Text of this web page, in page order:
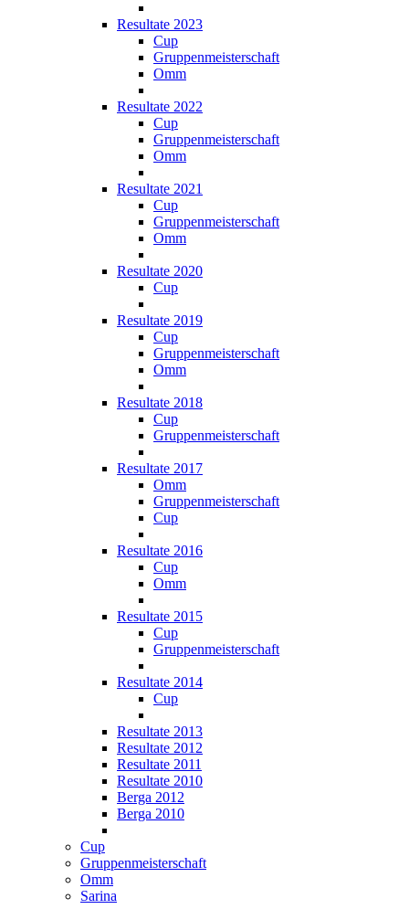
Resultate 2023
Cup
Gruppenmeisterschaft
Omm
Resultate 2022
Cup
Gruppenmeisterschaft
Omm
Resultate 2021
Cup
Gruppenmeisterschaft
Omm
Resultate 2020
Cup
Resultate 2019
Cup
Gruppenmeisterschaft
Omm
Resultate 2018
Cup
Gruppenmeisterschaft
Resultate 2017
Omm
Gruppenmeisterschaft
Cup
Resultate 2016
Cup
Omm
Resultate 2015
Cup
Gruppenmeisterschaft
Resultate 2014
Cup
Resultate 2013
Resultate 2012
Resultate 2011
Resultate 2010
Berga 2012
Berga 2010
Cup
Gruppenmeisterschaft
Omm
Sarina